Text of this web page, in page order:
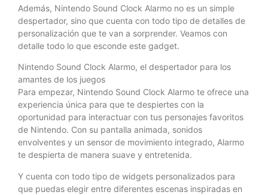
Además, Nintendo Sound Clock Alarmo no es un simple
despertador, sino que cuenta con todo tipo de detalles de
personalización que te van a sorprender. Veamos con
detalle todo lo que esconde este gadget.
Nintendo Sound Clock Alarmo, el despertador para los
amantes de los juegos
Para empezar, Nintendo Sound Clock Alarmo te ofrece una
experiencia única para que te despiertes con la
oportunidad para interactuar con tus personajes favoritos
de Nintendo. Con su pantalla animada, sonidos
envolventes y un sensor de movimiento integrado, Alarmo
te despierta de manera suave y entretenida.
Y cuenta con todo tipo de widgets personalizados para
que puedas elegir entre diferentes escenas inspiradas en